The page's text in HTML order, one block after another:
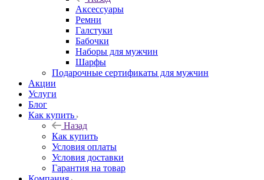
Аксессуары
Ремни
Галстуки
Бабочки
Наборы для мужчин
Шарфы
Подарочные сертификаты для мужчин
Акции
Услуги
Блог
Как купить
Назад
Как купить
Условия оплаты
Условия доставки
Гарантия на товар